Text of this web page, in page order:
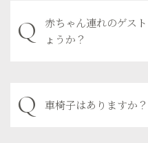
赤ちゃん連れのゲス
ょうか？
車椅子はありますか？